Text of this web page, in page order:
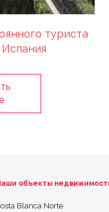
туриста
Испания
объекты
Blanca Norte